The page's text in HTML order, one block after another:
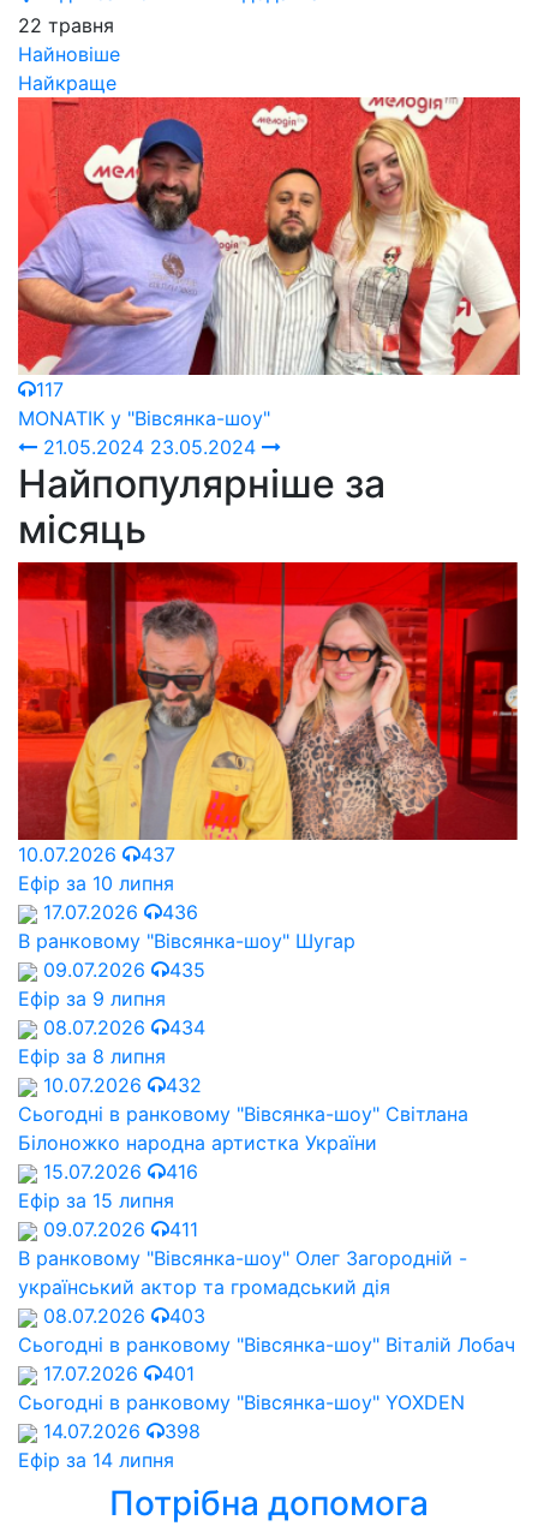
22 травня
Найновіше
Найкраще
117
MONATIK у "Вівсянка-шоу"
21.05.2024 23.05.2024
Найпопулярніше за
місяць
10.07.2026
437
Ефір за 10 липня
17.07.2026
436
В ранковому "Вівсянка-шоу" Шугар
09.07.2026
435
Ефір за 9 липня
08.07.2026
434
Ефір за 8 липня
10.07.2026
432
Сьогодні в ранковому "Вівсянка-шоу" Cвітлана
Білоножко народна артистка України
15.07.2026
416
Ефір за 15 липня
09.07.2026
411
В ранковому "Вівсянка-шоу" Олег Загородній -
український актор та громадський дія
08.07.2026
403
Сьогодні в ранковому "Вівсянка-шоу" Віталій Лобач
17.07.2026
401
Сьогодні в ранковому "Вівсянка-шоу" YOXDEN
14.07.2026
398
Ефір за 14 липня
Потрібна допомога